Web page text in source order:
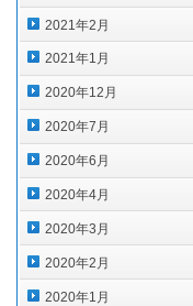
2021年2月
2021年1月
2020年12月
2020年7月
2020年6月
2020年4月
2020年3月
2020年2月
2020年1月